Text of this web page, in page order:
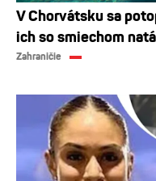
V Chorvátsku sa
ich so smiechom
Zahraničie